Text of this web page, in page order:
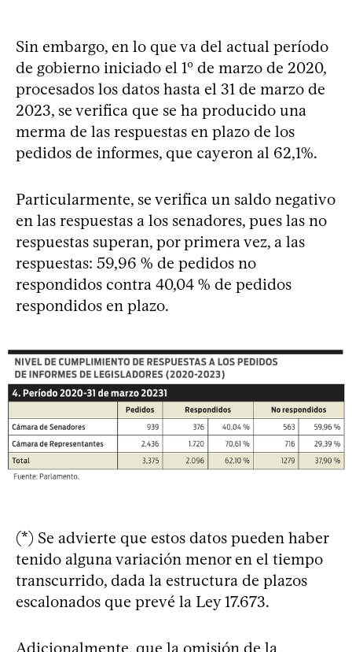
Sin embargo, en lo que va del actual período
de gobierno iniciado el 1º de marzo de 2020,
procesados los datos hasta el 31 de marzo de
2023, se verifica que se ha producido una
merma de las respuestas en plazo de los
pedidos de informes, que cayeron al 62,1%.
Particularmente, se verifica un saldo negativo
en las respuestas a los senadores, pues las no
respuestas superan, por primera vez, a las
respuestas: 59,96 % de pedidos no
respondidos contra 40,04 % de pedidos
respondidos en plazo.
(*) Se advierte que estos datos pueden haber
tenido alguna variación menor en el tiempo
transcurrido, dada la estructura de plazos
escalonados que prevé la Ley 17.673.
Adicionalmente, que la omisión de la